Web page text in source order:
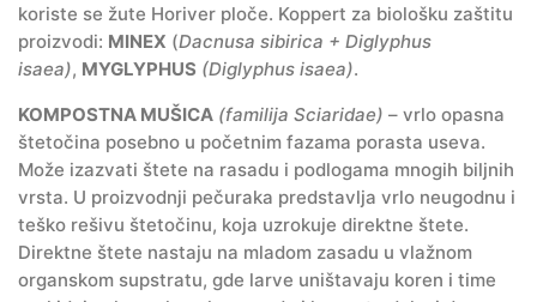
koriste se žute Horiver ploče. Koppert za biološku zaštitu
proizvodi: MINEX (Dacnusa sibirica + Diglyphus
isaea), MYGLYPHUS (Diglyphus isaea).
KOMPOSTNA MUŠICA (familija Sciaridae) – vrlo opasna
štetočina posebno u početnim fazama porasta useva.
Može izazvati štete na rasadu i podlogama mnogih biljnih
vrsta. U proizvodnji pečuraka predstavlja vrlo neugodnu i
teško rešivu štetočinu, koja uzrokuje direktne štete.
Direktne štete nastaju na mladom zasadu u vlažnom
organskom supstratu, gde larve uništavaju koren i time